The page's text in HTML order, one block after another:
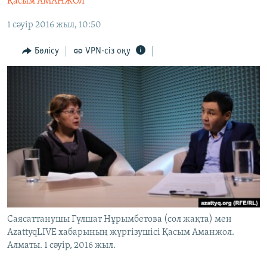
Navigation
ҚАҢТАР ОҚИҒАСЫ
АДАМ ҚҰҚЫҚТАРЫ
ӘЛЕУМЕТ
АРНАЙЫ ЖОБАЛАР
Русский
ЖАЗЫЛЫҢЫЗ
Басқа тілдерде
1 сәуір 2016 жыл, 10:50
Бөлісу VPN-сіз оқу
Саясаттанушы Гүлшат Нұрымбетова (сол жақта) мен
AzattyqLIVE хабарының жүргізушісі Қасым Аманжол.
Алматы. 1 сәуір, 2016 жыл.